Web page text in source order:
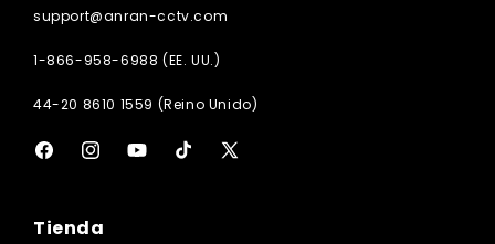
support@anran-cctv.com
1-866-958-6988 (EE. UU.)
44-20 8610 1559 (Reino Unido)
FacebookInstagramYouTubeTikTokX
Tienda